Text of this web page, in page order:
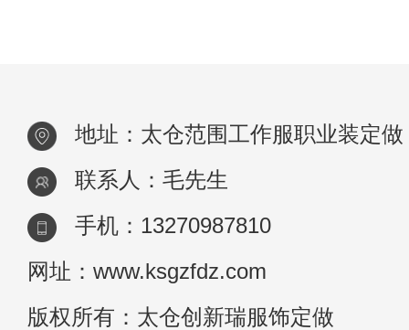
地址：太仓范围工作服职业装定做
联系人：毛先生
手机：13270987810
网址：www.ksgzfdz.com
版权所有：太仓创新瑞服饰定做